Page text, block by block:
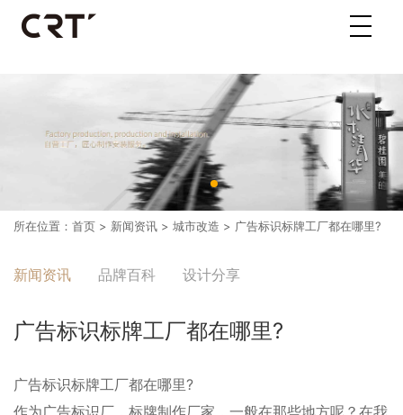
所在位置： 首页 > 新闻资讯 > 城市改造 > 广告标识标牌工厂都在哪里?
新闻资讯 品牌百科 设计分享
广告标识标牌工厂都在哪里?
广告标识标牌工厂都在哪里?